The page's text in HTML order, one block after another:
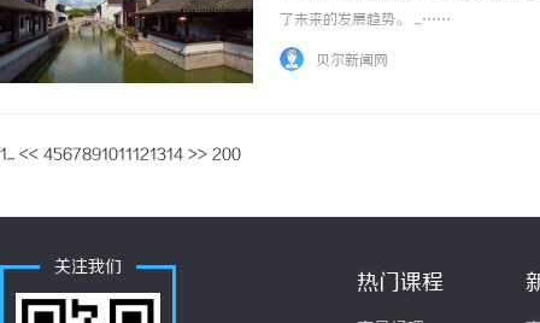
了未来的发展趋势。 ...……
贝尔新闻网
1... << 4567891011121314 >> 200
关注我们
热门课程